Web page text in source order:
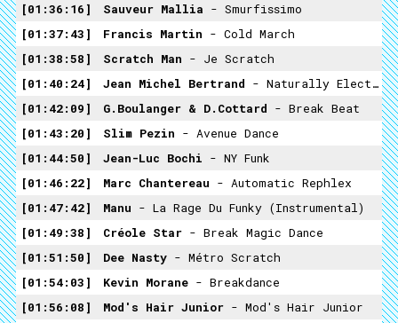
01:36:16
Sauveur Mallia - Smurfissimo
01:37:43
Francis Martin - Cold March
01:38:58
Scratch Man - Je Scratch
01:40:24
Jean Michel Bertrand - Naturally Electronic
01:42:09
G.Boulanger & D.Cottard - Break Beat
01:43:20
Slim Pezin - Avenue Dance
01:44:50
Jean-Luc Bochi - NY Funk
01:46:22
Marc Chantereau - Automatic Rephlex
01:47:42
Manu - La Rage Du Funky (Instrumental)
01:49:38
Créole Star - Break Magic Dance
01:51:50
Dee Nasty - Métro Scratch
01:54:03
Kevin Morane - Breakdance
01:56:08
Mod's Hair Junior - Mod's Hair Junior